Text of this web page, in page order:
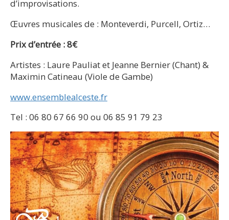
d’improvisations.
Œuvres musicales de : Monteverdi, Purcell, Ortiz…
Prix d’entrée : 8€
Artistes : Laure Pauliat et Jeanne Bernier (Chant) &
Maximin Catineau (Viole de Gambe)
www.ensemblealceste.fr
Tel : 06 80 67 66 90 ou 06 85 91 79 23